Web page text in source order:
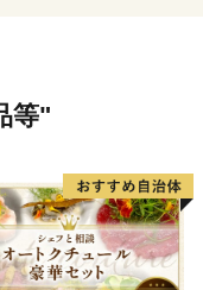
しい地下水です。
花木、金属加工品
顔でいっぱいにす
ため、ご支援をよ
等"